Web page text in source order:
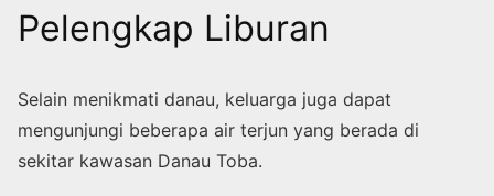
Pelengkap Liburan
Selain menikmati danau, keluarga juga dapat
mengunjungi beberapa air terjun yang berada di
sekitar kawasan Danau Toba.